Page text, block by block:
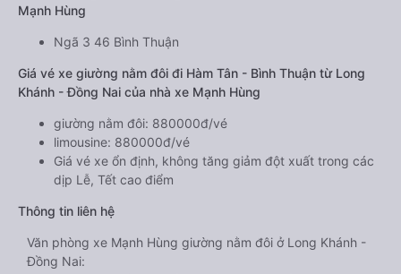
Mạnh Hùng
Ngã 3 46 Bình Thuận
Giá vé xe giường nằm đôi đi Hàm Tân - Bình Thuận từ Long
Khánh - Đồng Nai của nhà xe Mạnh Hùng
giường nằm đôi: 880000đ/vé
limousine: 880000đ/vé
Giá vé xe ổn định, không tăng giảm đột xuất trong các
dịp Lễ, Tết cao điểm
Thông tin liên hệ
Văn phòng xe Mạnh Hùng giường nằm đôi ở Long Khánh -
Đồng Nai: